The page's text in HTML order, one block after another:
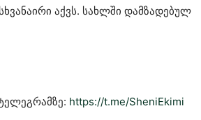
აქვს. სახლში დამზადებულ
https://t.me/SheniEkimi